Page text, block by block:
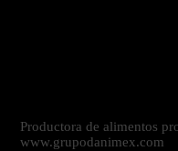
Productora de alimentos
www.grupodanimex.com